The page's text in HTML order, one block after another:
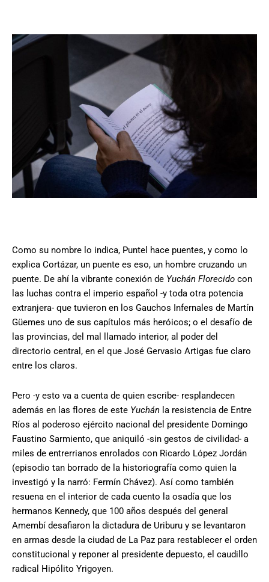
Como su nombre lo indica, Puntel hace puentes, y como lo
explica Cortázar, un puente es eso, un hombre cruzando un
puente. De ahí la vibrante conexión de Yuchán Florecido con
las luchas contra el imperio español -y toda otra potencia
extranjera- que tuvieron en los Gauchos Infernales de Martín
Güemes uno de sus capítulos más heróicos; o el desafío de
las provincias, del mal llamado interior, al poder del
directorio central, en el que José Gervasio Artigas fue claro
entre los claros.
Pero -y esto va a cuenta de quien escribe- resplandecen
además en las flores de este Yuchán la resistencia de Entre
Ríos al poderoso ejército nacional del presidente Domingo
Faustino Sarmiento, que aniquiló -sin gestos de civilidad- a
miles de entrerrianos enrolados con Ricardo López Jordán
(episodio tan borrado de la historiografía como quien la
investigó y la narró: Fermín Chávez). Así como también
resuena en el interior de cada cuento la osadía que los
hermanos Kennedy, que 100 años después del general
Amembí desafiaron la dictadura de Uriburu y se levantaron
en armas desde la ciudad de La Paz para restablecer el orden
constitucional y reponer al presidente depuesto, el caudillo
radical Hipólito Yrigoyen.